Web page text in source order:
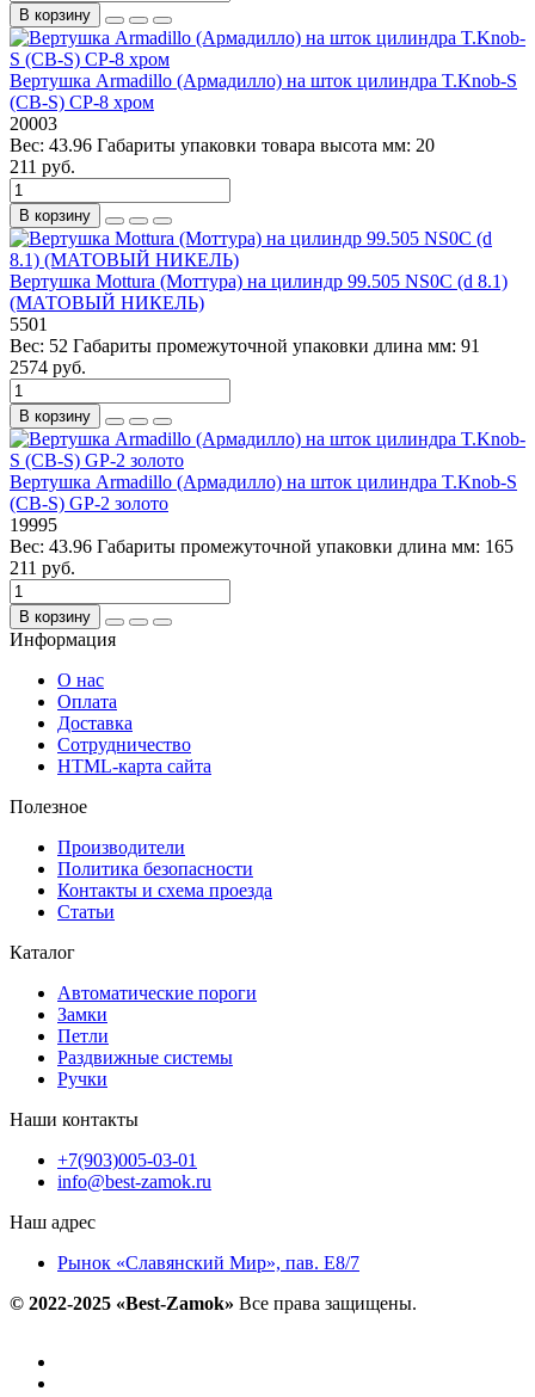
В корзину
Вертушка Armadillo (Армадилло) на шток цилиндра T.Knob-S
(CB-S) CP-8 хром
20003
Вес: 43.96 Габариты упаковки товара высота мм: 20
211 руб.
В корзину
Вертушка Mottura (Моттура) на цилиндр 99.505 NS0C (d 8.1)
(МАТОВЫЙ НИКЕЛЬ)
5501
Вес: 52 Габариты промежуточной упаковки длина мм: 91
2574 руб.
В корзину
Вертушка Armadillo (Армадилло) на шток цилиндра T.Knob-S
(CB-S) GP-2 золото
19995
Вес: 43.96 Габариты промежуточной упаковки длина мм: 165
211 руб.
В корзину
Информация
О нас
Оплата
Доставка
Сотрудничество
HTML-карта сайта
Полезное
Производители
Политика безопасности
Контакты и схема проезда
Статьи
Каталог
Автоматические пороги
Замки
Петли
Раздвижные системы
Ручки
Наши контакты
+7(903)005-03-01
info@best-zamok.ru
Наш адрес
Рынок «Славянский Мир», пав. Е8/7
© 2022-2025 «Best-Zamok» Все права защищены.